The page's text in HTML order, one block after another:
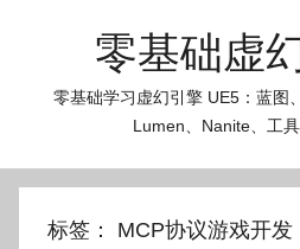
零基础虚
零基础学习虚幻引擎 UE5：蓝图
Lumen、Nanite、工具
标签： MCP协议游戏开发